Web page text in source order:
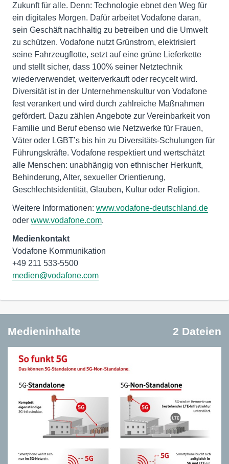
Zukunft für alle. Denn: Technologie ebnet den Weg für
ein digitales Morgen. Dafür arbeitet Vodafone daran,
sein Geschäft nachhaltig zu betreiben und die Umwelt
zu schützen. Vodafone nutzt Grünstrom, elektrisiert
seine Fahrzeugflotte, setzt auf eine grüne Lieferkette
und stellt sicher, dass 100% seiner Netztechnik
wiederverwendet, weiterverkauft oder recycelt wird.
Diversität ist in der Unternehmenskultur von Vodafone
fest verankert und wird durch zahlreiche Maßnahmen
gefördert. Dazu zählen Angebote zur Vereinbarkeit von
Familie und Beruf ebenso wie Netzwerke für Frauen,
Väter oder LGBT’s bis hin zu Diversitäts-Schulungen für
Führungskräfte. Vodafone respektiert und wertschätzt
alle Menschen: unabhängig von ethnischer Herkunft,
Behinderung, Alter, sexueller Orientierung,
Geschlechtsidentität, Glauben, Kultur oder Religion.
Weitere Informationen: www.vodafone-deutschland.de
oder www.vodafone.com.
Medienkontakt
Vodafone Kommunikation
medien@vodafone.com
Medieninhalte 2 Dateien